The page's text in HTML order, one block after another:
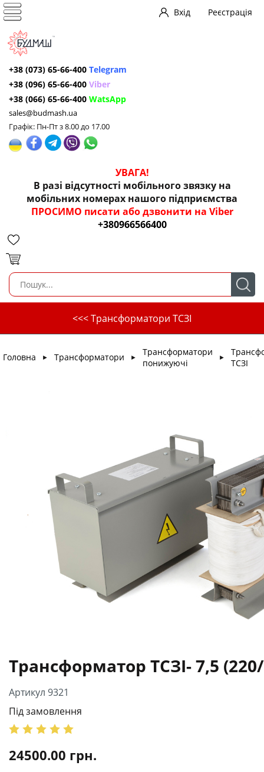
Вхід Реєстрація
+38 (073) 65-66-400 Telegram
+38 (096) 65-66-400 Viber
+38 (066) 65-66-400 WatsApp
sales@budmash.ua
Графік: Пн-Пт з 8.00 до 17.00
УВАГА!
В разі відсутності мобільного звязку на
мобільних номерах нашого підприємства
ПРОСИМО писати або дзвонити на Viber
+380966566400
<<< Трансформатори ТСЗІ
Головна ► Трансформатори ►
Трансформатори
понижуючі
►
ТСЗІ
Трансформатор ТСЗІ- 7,5
Артикул 9321
Під замовлення
24500.00 грн.